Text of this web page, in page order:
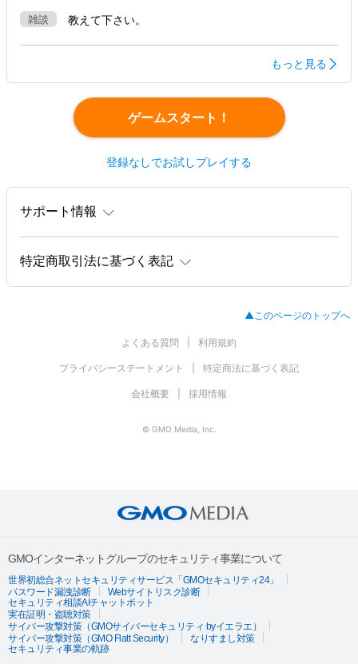
雑談 教えて下さい。
もっと見る
ゲームスタート！
登録なしでお試しプレイする
サポート情報
特定商取引法に基づく表記
▲このページのトップへ
よくある質問 利用規約
プライバシーステートメント 特定商法に基づく表記
会社概要 採用情報
© GMO Media, Inc.
GMOインターネットグループのセキュリティ事業について
世界初総合ネットセキュリティサービス「GMOセキュリティ24」
パスワード漏洩診断
Webサイトリスク診断
セキュリティ相談AIチャットボット
実在証明・盗聴対策
サイバー攻撃対策（GMOサイバーセキュリティ byイエラエ）
サイバー攻撃対策（GMO Flatt Security）
なりすまし対策
セキュリティ事業の軌跡